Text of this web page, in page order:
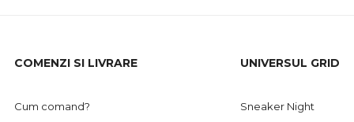
COMENZI SI LIVRARE
Cum comand?
UNIVERSUL GRID
Sneaker Night